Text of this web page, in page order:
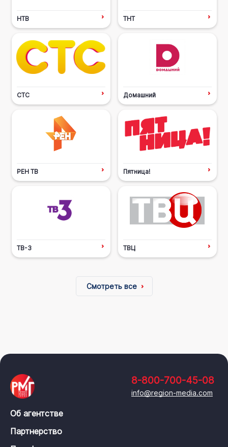
НТВ ТНТ
СТС Домашний
РЕН ТВ Пятница!
ТВ-3 ТВЦ
Смотреть все
8-800-700-45-08
info@region-media.com
Об агентстве
Партнерство